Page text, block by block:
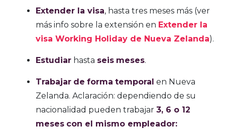
Extender la visa, hasta tres meses más (ver
más info sobre la extensión en Extender la
visa Working Holiday de Nueva Zelanda).
Estudiar hasta seis meses.
Trabajar de forma temporal en Nueva
Zelanda. Aclaración: dependiendo de su
nacionalidad pueden trabajar 3, 6 o 12
meses con el mismo empleador: